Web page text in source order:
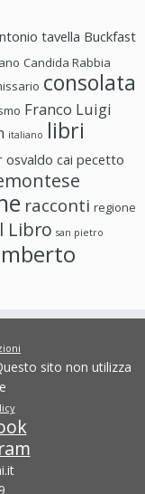
tavella Buckfast
Candida Rabbia
consolata
Franco Luigi
italiano libri
osvaldo cai pecetto
racconti regione
Libro san pietro
sito non utilizza